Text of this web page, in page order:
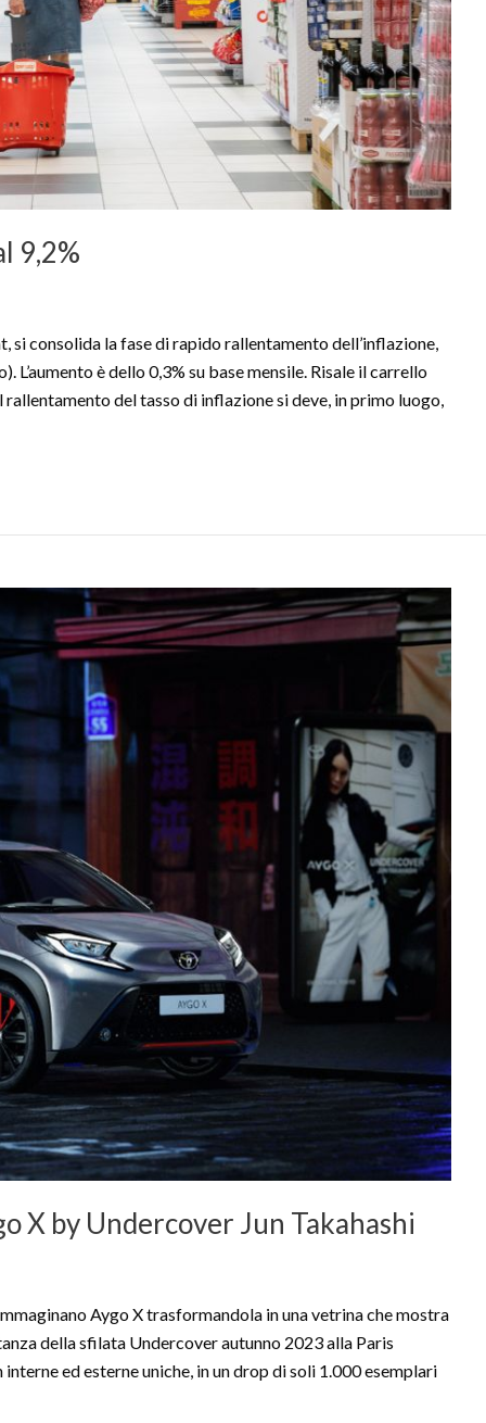
9,2%
si consolida la fase di rapido rallentamento dell’inflazione,
L’aumento è dello 0,3% su base mensile. Risale il carrello
del tasso di inflazione si deve, in primo luogo,
X by Undercover Jun Takahashi
Aygo X trasformandola in una vetrina che mostra
della sfilata Undercover autunno 2023 alla Paris
ed esterne uniche, in un drop di soli 1.000 esemplari